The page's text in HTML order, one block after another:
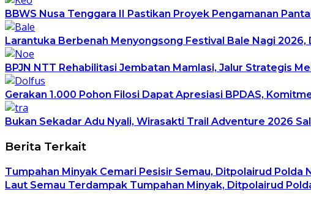
BBWS Nusa Tenggara II Pastikan Proyek Pengamanan
Larantuka Berbenah Menyongsong Festival Bale Nagi
BPJN NTT Rehabilitasi Jembatan Mamlasi, Jalur Strategis
Gerakan 1.000 Pohon Filosi Dapat Apresiasi BPDAS,
Bukan Sekadar Adu Nyali, Wirasakti Trail Adventure 2026
Berita Terkait
Tumpahan Minyak Cemari Pesisir Semau, Ditpolairud Polda
Laut Semau Terdampak Tumpahan Minyak, Ditpolairud